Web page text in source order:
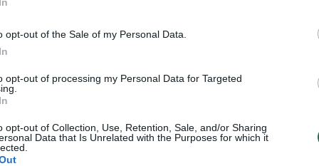
opt-out of the Sale of my Personal Data.
opt-out of processing my Personal Data for Targeted
opt-out of Collection, Use, Retention, Sale, and/or Sharing
Data that Is Unrelated with the Purposes for which it
15 506 nauji lengvieji automobiliai.
(M1) registravimas smuko 51,5 proc. iki 2 057
priemonių (N1) apimtis sumažėjo net 73,7
dienas, pati sėkmingiausia buvo gegužės 27
o prasčiausia buvo gegužės 11 d.